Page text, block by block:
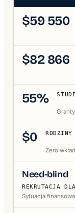
$59 550
$82 866
55%
$0
Zero
Need-blind
REKRUTACJA
Sytuacja